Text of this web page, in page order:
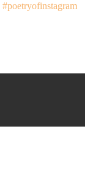
#poetryofinstagram